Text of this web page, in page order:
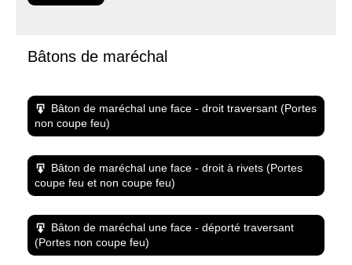
Bâtons de maréchal
Bâton de maréchal une face - droit traversant (Portes
non coupe feu)
Bâton de maréchal une face - droit à rivets (Portes
coupe feu et non coupe feu)
Bâton de maréchal une face - déporté traversant
(Portes non coupe feu)